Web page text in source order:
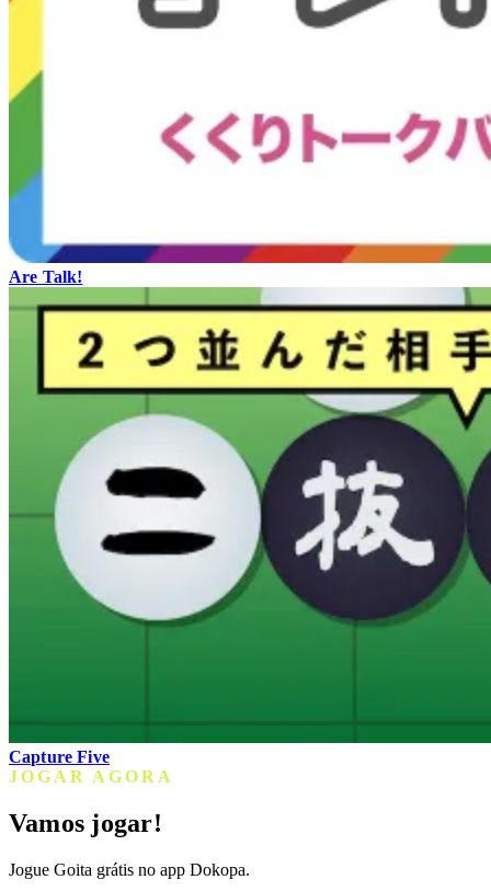
Are Talk!
Capture Five
JOGAR AGORA
Vamos jogar!
Jogue Goita grátis no app Dokopa.